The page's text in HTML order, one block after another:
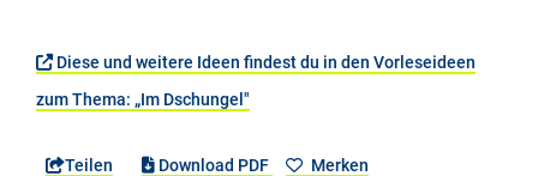
Diese und weitere Ideen findest du in den Vorleseideen
zum Thema: „Im Dschungel"
Teilen Download PDF Merken